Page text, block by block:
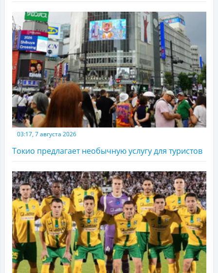
03:17, 7 августа 2026
Токио предлагает необычную услугу для туристов